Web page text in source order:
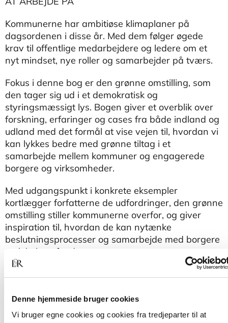
Denne hjemmeside bruger cookies
Vi bruger egne cookies og cookies fra tredjeparter til at
Kommunerne har ambitiøse klimaplaner på
dagsordenen i disse år. Med dem følger øgede
krav til offentlige medarbejdere og ledere om et
nyt mindset, nye roller og samarbejder på tværs.
Fokus i denne bog er den grønne omstilling, som
den tager sig ud i et demokratisk og
styringsmæssigt lys. Bogen giver et overblik over
forskning, erfaringer og cases fra både indland og
udland med det formål at vise vejen til, hvordan vi
kan lykkes bedre med grønne tiltag i et
samarbejde mellem kommuner og engagerede
borgere og virksomheder.
Med udgangspunkt i konkrete eksempler
kortlægger forfatterne de udfordringer, den grønne
omstilling stiller kommunerne overfor, og giver
inspiration til, hvordan de kan nytænke
beslutningsprocesser og samarbejde med borgere
og lokalsamfund.
klimainteresserede borgere eller græs- rødder og
til studerende inden for forvaltning, planlægning,